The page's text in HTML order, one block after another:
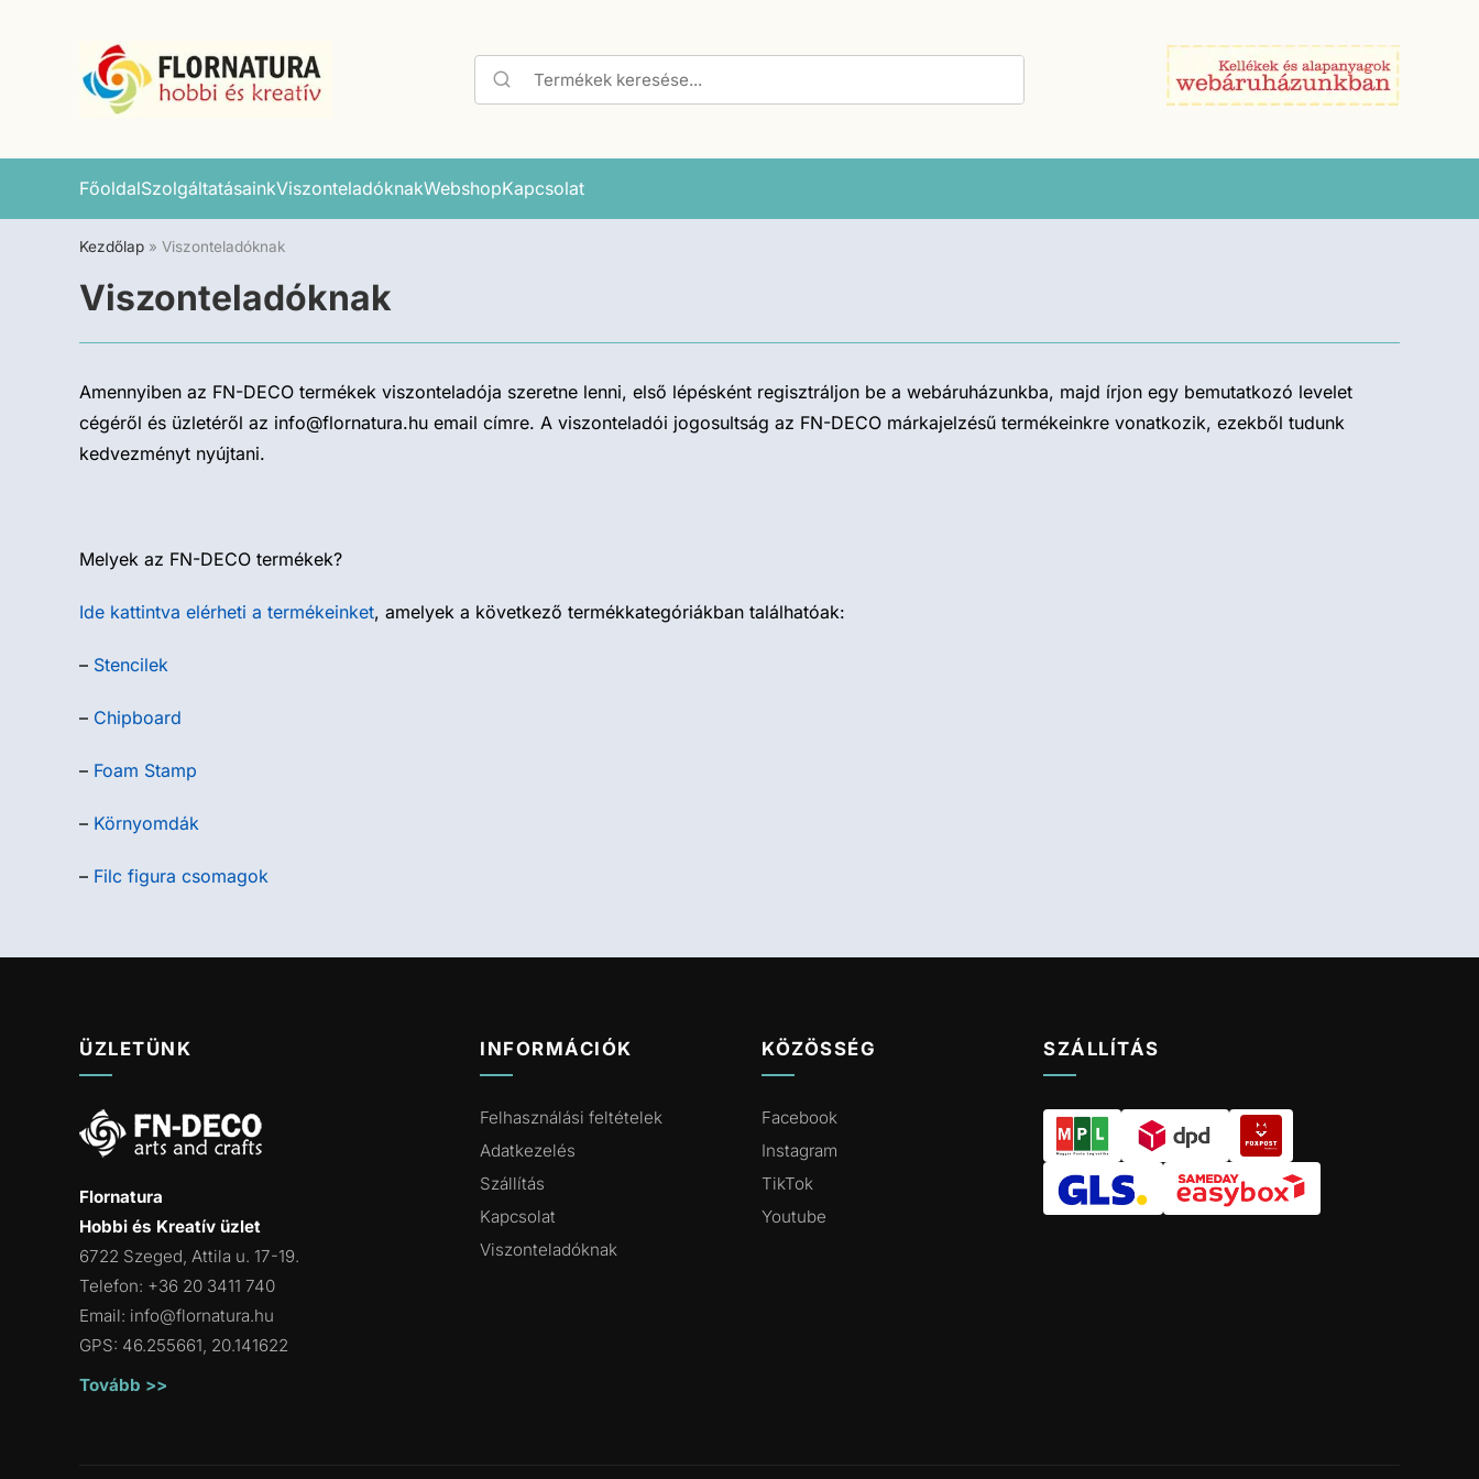
FőoldalSzolgáltatásainkViszonteladóknakWebshopKapcsolat
Kezdőlap » Viszonteladóknak
Viszonteladóknak
Amennyiben az FN-DECO termékek viszonteladója szeretne lenni, első lépésként regisztráljon be a webáruházunkba, majd írjon egy bemutatkozó levelet
cégéről és üzletéről az info@flornatura.hu email címre. A viszonteladói jogosultság az FN-DECO márkajelzésű termékeinkre vonatkozik, ezekből tudunk
kedvezményt nyújtani.
Melyek az FN-DECO termékek?
Ide kattintva elérheti a termékeinket, amelyek a következő termékkategóriákban találhatóak:
– Stencilek
– Chipboard
– Foam Stamp
– Környomdák
– Filc figura csomagok
ÜZLETÜNK
Flornatura
Hobbi és Kreatív üzlet
6722 Szeged, Attila u. 17-19.
Telefon: +36 20 3411 740
Email: info@flornatura.hu
GPS: 46.255661, 20.141622
Tovább >>
INFORMÁCIÓK
Felhasználási feltételek
Adatkezelés
Szállítás
Kapcsolat
Viszonteladóknak
KÖZÖSSÉG
Facebook
Instagram
TikTok
Youtube
SZÁLLÍTÁS